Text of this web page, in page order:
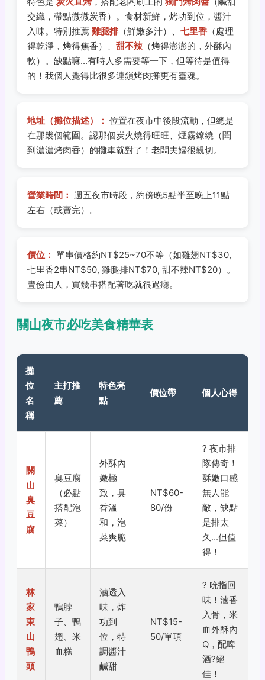
交織，帶點微微炭香）。食材新鮮，烤功到位，醬汁
入味。特別推薦 雞腿排（鮮嫩多汁）、 七里香 （處理
得乾淨，烤得焦香）、 甜不辣 （烤得澎澎的，外酥內
軟）。缺點嘛...有時人多需要等一下，但等待是值得
的！我個人覺得比很多連鎖烤肉攤更有靈魂。
地址（攤位描述）： 位置在夜市中後段流動，但總是
在那幾個範圍。認那個炭火燒得旺旺、煙霧繚繞（聞
到濃濃烤肉香）的攤車就對了！老闆夫婦很親切。
營業時間： 週五夜市時段，約傍晚5點半至晚上11點
左右（或賣完）。
價位： 單串價格約NT$25~70不等（如雞翅NT$30,
七里香2串NT$50, 雞腿排NT$70, 甜不辣NT$20）。
豐儉由人，買幾串搭配著吃就很過癮。
關山夜市必吃美食精華表
攤
位
名
稱
主打推
薦
特色亮
點
價位帶 個人心得
關
山
臭
豆
腐
臭豆腐
（必點
搭配泡
菜）
外酥內
嫩極
致，臭
香溫
和，泡
菜爽脆
NT$60-
80/份
? 夜市排
隊傳奇！
酥嫩口感
無人能
敵，缺點
是排太
久...但值
得！
林
家
東
山
鴨
頭
鴨脖
子、鴨
翅、米
血糕
滷透入
味，炸
功到
位，特
調醬汁
鹹甜
NT$15-
50/單項
? 吮指回
味！滷香
入骨，米
血外酥內
Q，配啤
酒?絕
佳！